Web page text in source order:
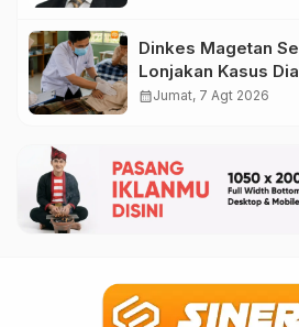
Dinkes Magetan
Lonjakan Kasus
Lakukan
calendar_monthJumat, 7 Agt 2026